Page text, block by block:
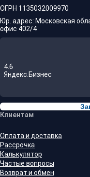
ОГРН 1135032009970
Юр. адрес: Московская
офис 402/4
4.6
Яндекс.Бизнес
Клиентам
Оплата и доставка
Рассрочка
Калькулятор
Частые вопросы
Возврат и обмен